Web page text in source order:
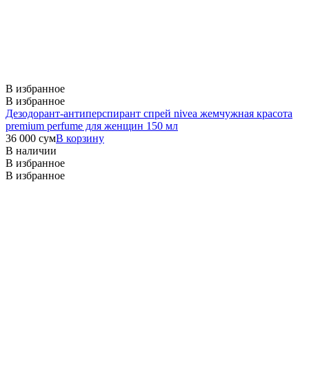
В избранное
В избранное
Дезодорант-антиперспирант спрей nivea жемчужная красота
premium perfume для женщин 150 мл
36 000 сумВ корзину
В наличии
В избранное
В избранное